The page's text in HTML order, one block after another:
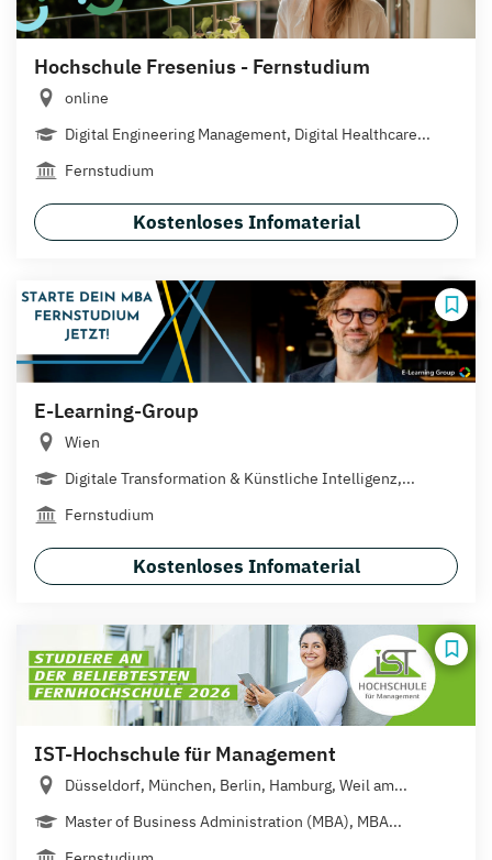
Hochschule Fresenius - Fernstudium
online
Digital Engineering Management, Digital Healthcare...
Fernstudium
Kostenloses Infomaterial
E-Learning-Group
Wien
Digitale Transformation & Künstliche Intelligenz,...
Fernstudium
Kostenloses Infomaterial
IST-Hochschule für Management
Düsseldorf, München, Berlin, Hamburg, Weil am...
Master of Business Administration (MBA), MBA...